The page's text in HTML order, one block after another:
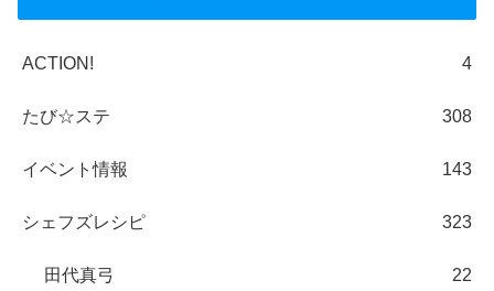
ACTION! 4
たび☆ステ 308
イベント情報 143
シェフズレシピ 323
田代真弓 22